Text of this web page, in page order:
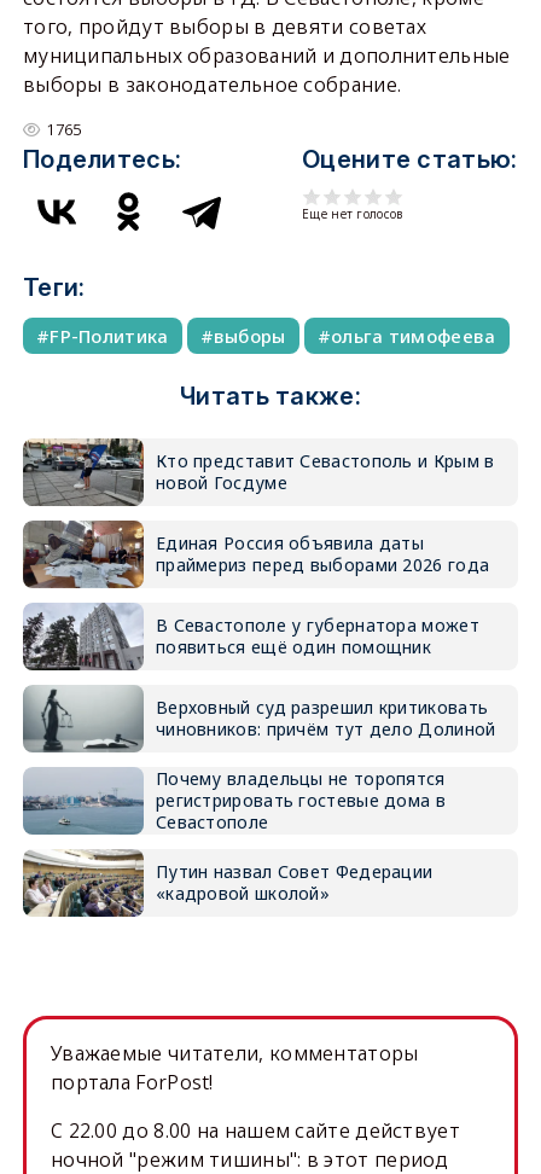
того, пройдут выборы в девяти советах
муниципальных образований и дополнительные
выборы в законодательное собрание.
1765
Поделитесь: Оцените статью:
Еще нет голосов
Теги:
FP-Политика выборы ольга тимофеева
Читать также:
Кто представит Севастополь и Крым в
новой Госдуме
Единая Россия объявила даты
праймериз перед выборами 2026 года
В Севастополе у губернатора может
появиться ещё один помощник
Верховный суд разрешил критиковать
чиновников: причём тут дело Долиной
Почему владельцы не торопятся
регистрировать гостевые дома в
Севастополе
Путин назвал Совет Федерации
«кадровой школой»
Уважаемые читатели, комментаторы
портала ForPost!
C 22.00 до 8.00 на нашем сайте действует
ночной "режим тишины": в этот период